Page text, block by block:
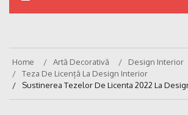
Home Artă Decorativă
Design Interior
Teza De Licență La Design Interior
Sustinerea Tezelor De Licenta 2022 La